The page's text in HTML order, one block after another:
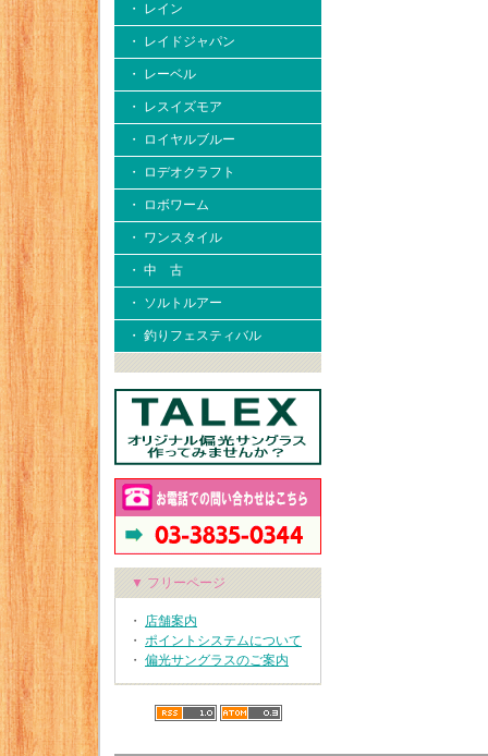
・ レイン
・ レイドジャパン
・ レーベル
・ レスイズモア
・ ロイヤルブルー
・ ロデオクラフト
・ ロボワーム
・ ワンスタイル
・ 中 古
・ ソルトルアー
・ 釣りフェスティバル
▼ フリーページ
・ 店舗案内
・ ポイントシステムについて
・ 偏光サングラスのご案内